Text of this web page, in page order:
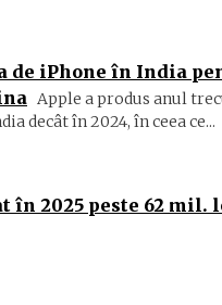
de iPhone în India
Apple a produs anul
decât în 2024, în ceea ce...
în 2025 peste 62 mil.